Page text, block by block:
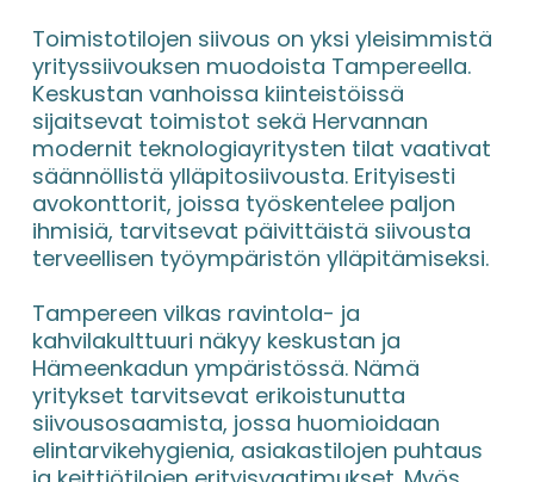
Toimistotilojen siivous on yksi yleisimmistä
yrityssiivouksen muodoista Tampereella.
Keskustan vanhoissa kiinteistöissä
sijaitsevat toimistot sekä Hervannan
modernit teknologiayritysten tilat vaativat
säännöllistä ylläpitosiivousta. Erityisesti
avokonttorit, joissa työskentelee paljon
ihmisiä, tarvitsevat päivittäistä siivousta
terveellisen työympäristön ylläpitämiseksi.
Tampereen vilkas ravintola- ja
kahvilakulttuuri näkyy keskustan ja
Hämeenkadun ympäristössä. Nämä
yritykset tarvitsevat erikoistunutta
siivousosaamista, jossa huomioidaan
elintarvikehygienia, asiakastilojen puhtaus